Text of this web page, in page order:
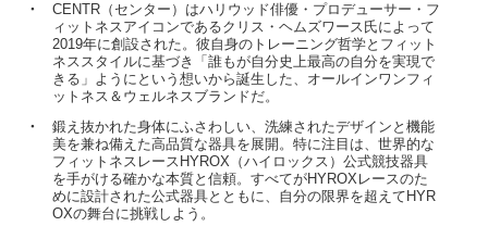
・
CENTR（センター）はハリウッド俳優・プロデューサー・フ
ィットネスアイコンであるクリス・ヘムズワース氏によって
2019年に創設された。彼自身のトレーニング哲学とフィット
ネススタイルに基づき「誰もが自分史上最高の自分を実現で
きる」ようにという想いから誕生した、オールインワンフィ
ットネス＆ウェルネスブランドだ。
・
鍛え抜かれた身体にふさわしい、洗練されたデザインと機能
美を兼ね備えた高品質な器具を展開。特に注目は、世界的な
フィットネスレースHYROX（ハイロックス）公式競技器具
を手がける確かな本質と信頼。すべてがHYROXレースのた
めに設計された公式器具とともに、自分の限界を超えてHYR
OXの舞台に挑戦しよう。